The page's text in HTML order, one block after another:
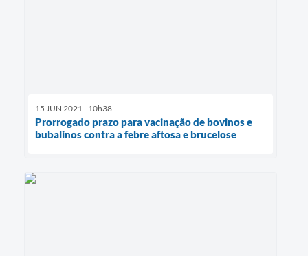
15 JUN 2021 - 10h38
Prorrogado prazo para vacinação de bovinos e
bubalinos contra a febre aftosa e brucelose